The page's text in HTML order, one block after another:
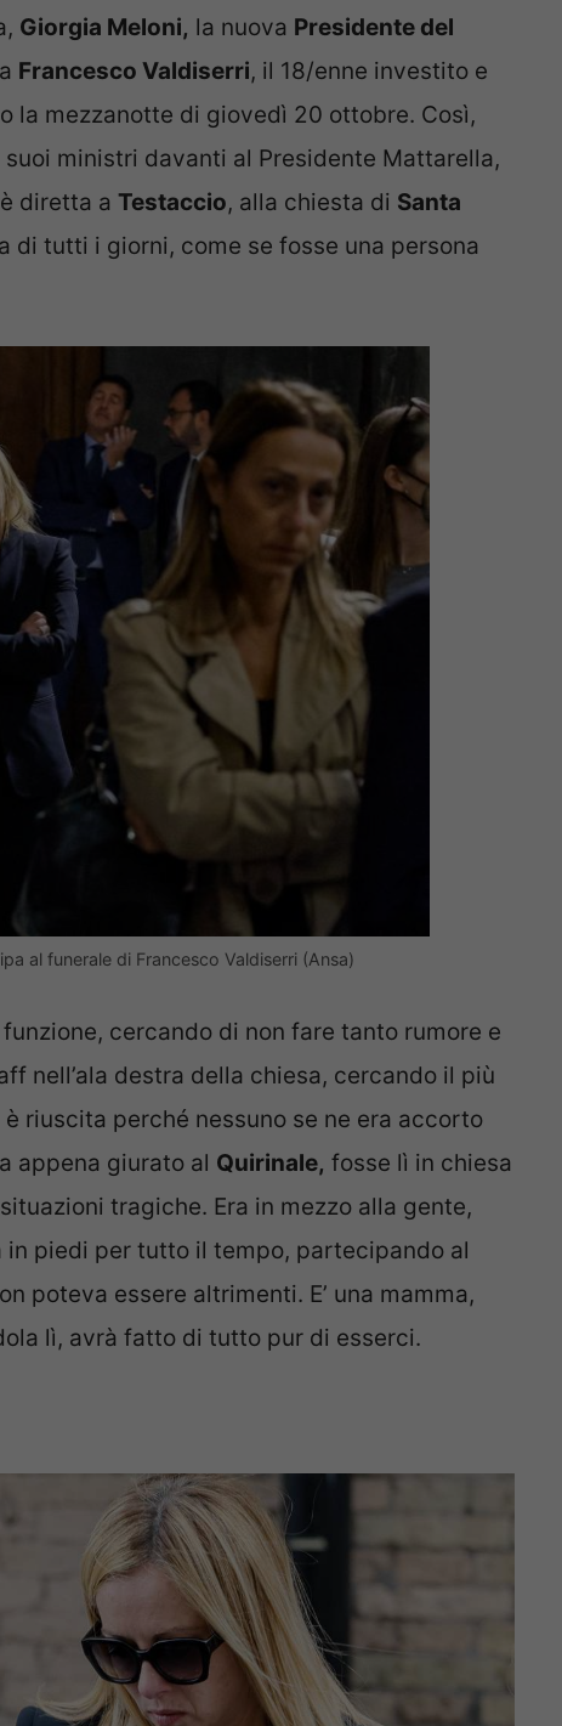
Giorgia Meloni, la nuova Presidente del
Francesco Valdiserri, il 18/enne investito e
la mezzanotte di giovedì 20 ottobre. Così,
ministri davanti al Presidente Mattarella,
diretta a Testaccio, alla chiesta di Santa
di tutti i giorni, come se fosse una persona
al funerale di Francesco Valdiserri (Ansa)
cercando di non fare tanto rumore e
nell’ala destra della chiesa, cercando il più
riuscita perché nessuno se ne era accorto
appena giurato al Quirinale, fosse lì in chiesa
tragiche. Era in mezzo alla gente,
in piedi per tutto il tempo, partecipando al
poteva essere altrimenti. E’ una mamma,
lì, avrà fatto di tutto pur di esserci.